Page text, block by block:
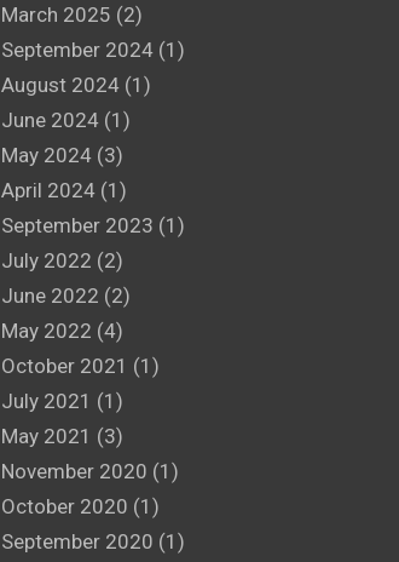
March 2025 (2)
September 2024(1)
August 2024(1)
June 2024(1)
May 2024(3)
April 2024(1)
September 2023 (1)
July 2022 (2)
June 2022 (2)
May 2022 (4)
October 2021 (1)
July 2021 (1)
May 2021 (3)
November 2020 (1)
October 2020 (1)
September 2020 (1)